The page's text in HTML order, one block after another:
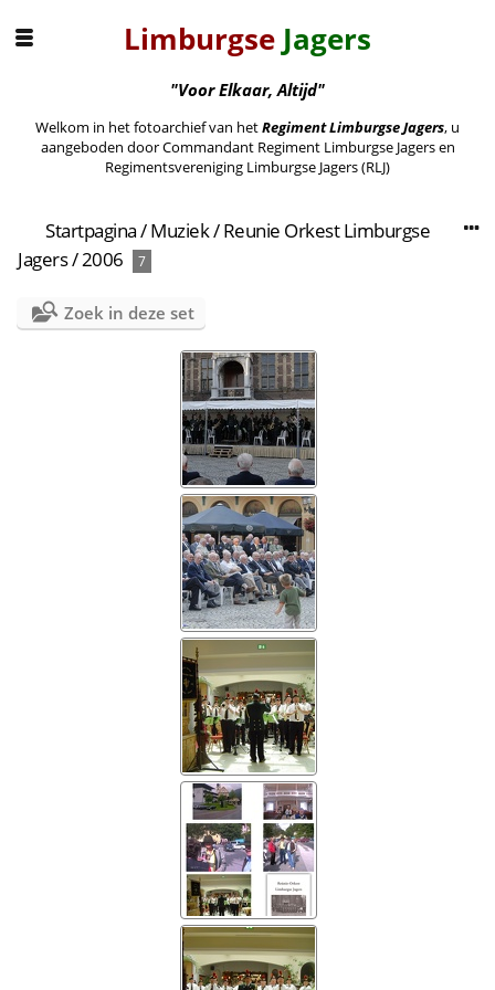
Limburgse Jagers
"Voor Elkaar, Altijd"
Welkom in het fotoarchief van hetRegiment Limburgse Jagers, u
aangeboden door Commandant Regiment Limburgse Jagers en
Regimentsvereniging Limburgse Jagers (RLJ)
Startpagina/Muziek/Reunie Orkest Limburgse
Jagers/2006 7
Zoek in deze set